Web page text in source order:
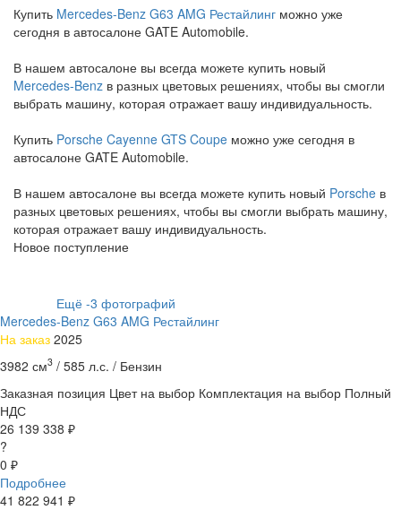
Купить Mercedes-Benz G63 AMG Рестайлинг можно уже
сегодня в автосалоне GATE Automobile.
В нашем автосалоне вы всегда можете купить новый
Mercedes-Benz в разных цветовых решениях, чтобы вы смогли
выбрать машину, которая отражает вашу индивидуальность.
Купить Porsche Cayenne GTS Coupe можно уже сегодня в
автосалоне GATE Automobile.
В нашем автосалоне вы всегда можете купить новый Porsche в
разных цветовых решениях, чтобы вы смогли выбрать машину,
которая отражает вашу индивидуальность.
Новое поступление
Ещё -3 фотографий
Mercedes-Benz G63 AMG Рестайлинг
На заказ 2025
3982 см3 / 585 л.с. / Бензин
Заказная позиция Цвет на выбор Комплектация на выбор Полный
НДС
26 139 338 ₽
?
0 ₽
Подробнее
41 822 941 ₽